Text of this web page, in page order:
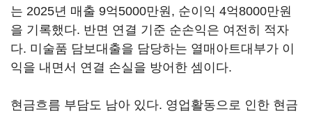
는 2025년 매출 9억5000만원, 순이익 4억8000만원
을 기록했다. 반면 연결 기준 순손익은 여전히 적자
다. 미술품 담보대출을 담당하는 열매아트대부가 이
익을 내면서 연결 손실을 방어한 셈이다.
현금흐름 부담도 남아 있다. 영업활동으로 인한 현금